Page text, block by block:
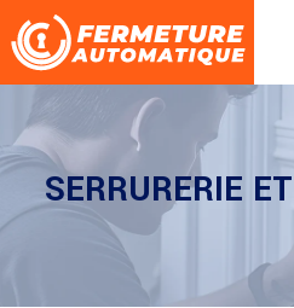
SERRURERIE